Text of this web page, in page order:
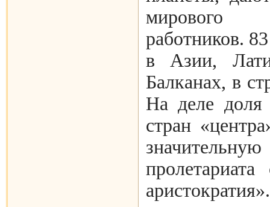
мирового
работников.
в Азии,
Балканах, в
На деле доля
стран
пролетариата
аристократия».